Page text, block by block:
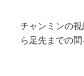
チャンミンの
ら足先までの間